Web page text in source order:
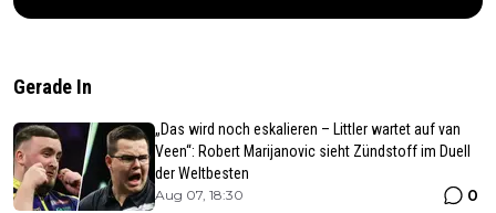
Gerade In
„Das wird noch eskalieren – Littler wartet auf van
Veen“: Robert Marijanovic sieht Zündstoff im Duell
der Weltbesten
Aug 07, 18:30 0